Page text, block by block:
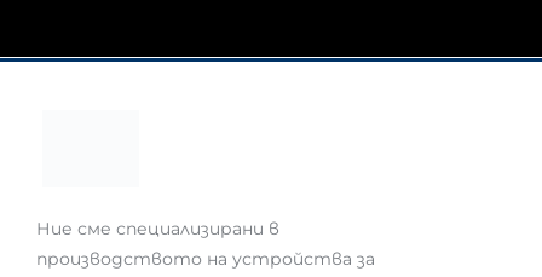
Ние сме специализирани в
производството на устройства за